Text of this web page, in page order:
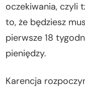
oczekiwania, czyli
to, że będziesz
pierwsze 18
pieniędzy.
Karencja